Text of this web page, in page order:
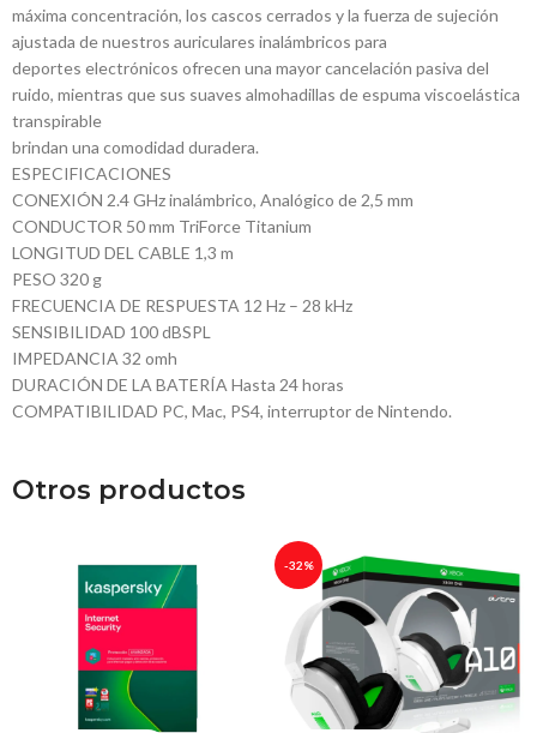
máxima concentración, los cascos cerrados y la fuerza de sujeción
ajustada de nuestros auriculares inalámbricos para
deportes electrónicos ofrecen una mayor cancelación pasiva del
ruido, mientras que sus suaves almohadillas de espuma viscoelástica
transpirable
brindan una comodidad duradera.
ESPECIFICACIONES
CONEXIÓN 2.4 GHz inalámbrico, Analógico de 2,5 mm
CONDUCTOR 50 mm TriForce Titanium
LONGITUD DEL CABLE 1,3 m
PESO 320 g
FRECUENCIA DE RESPUESTA 12 Hz – 28 kHz
SENSIBILIDAD 100 dBSPL
IMPEDANCIA 32 omh
DURACIÓN DE LA BATERÍA Hasta 24 horas
COMPATIBILIDAD PC, Mac, PS4, interruptor de Nintendo.
Otros productos
-32%